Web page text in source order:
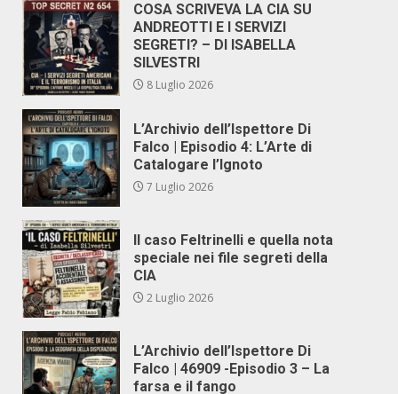
COSA SCRIVEVA LA CIA SU
ANDREOTTI E I SERVIZI
SEGRETI? – DI ISABELLA
SILVESTRI
8 Luglio 2026
L’Archivio dell’Ispettore Di
Falco | Episodio 4: L’Arte di
Catalogare l’Ignoto
7 Luglio 2026
Il caso Feltrinelli e quella nota
speciale nei file segreti della
CIA
2 Luglio 2026
L’Archivio dell’Ispettore Di
Falco | 46909 -Episodio 3 – La
farsa e il fango